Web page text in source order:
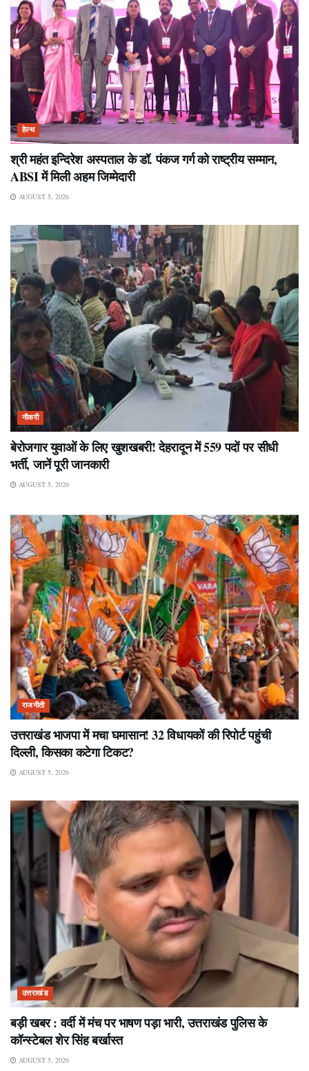
हेल्थ
श्री महंत इन्दिरेश अस्पताल के डॉ. पंकज गर्ग को राष्ट्रीय सम्मान,
ABSI में मिली अहम जिम्मेदारी
AUGUST 5, 2026
नौकरी
बेरोजगार युवाओं के लिए खुशखबरी! देहरादून में 559 पदों पर सीधी
भर्ती, जानें पूरी जानकारी
AUGUST 5, 2026
राजनीती
उत्तराखंड भाजपा में मचा घमासान! 32 विधायकों की रिपोर्ट पहुंची
दिल्ली, किसका कटेगा टिकट?
AUGUST 5, 2026
उत्तराखंड
बड़ी खबर : वर्दी में मंच पर भाषण पड़ा भारी, उत्तराखंड पुलिस के
कॉन्स्टेबल शेर सिंह बर्खास्त
AUGUST 5, 2026